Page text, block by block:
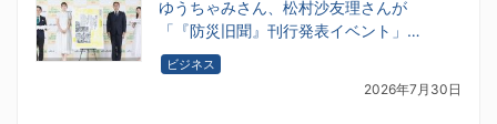
ゆうちゃみさん、松村沙友理さんが
「『防災旧聞』刊行発表イベント」…
ビジネス
2026年7月30日